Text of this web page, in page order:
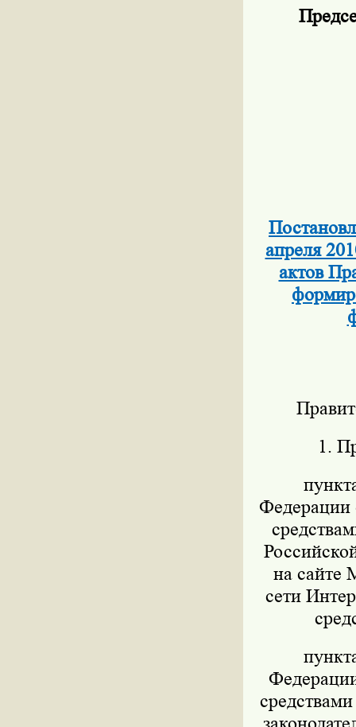
апреля
актов
1.
Федерации
на сайте
сети